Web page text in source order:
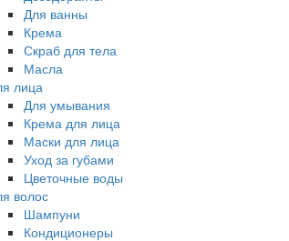
Для ванны
Крема
Скраб для тела
Масла
лица
Для умывания
Крема для лица
Маски для лица
Уход за губами
Цветочные воды
волос
Шампуни
Кондиционеры